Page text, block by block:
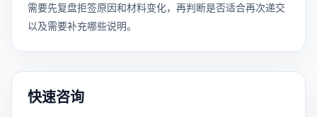
需要先复盘拒签原因和材料变化，再判断是否适合再次递交
以及需要补充哪些说明。
快速咨询